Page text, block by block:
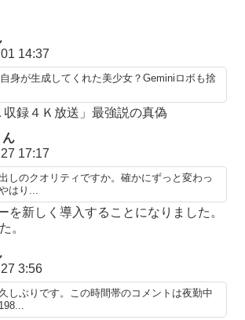
14:37
身が生成してくれた美少女？Geminiロボも捨
録４Ｋ放送」最強説の真偽
ん
17:17
しのクオリティですか。確かにずっと変わっ
はり...
を新しく導入することになりました。
。
3:56
しぶりです。この時間帯のコメントは夜勤中